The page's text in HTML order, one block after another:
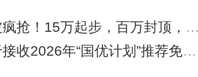
年创办，当时叫三江师
两江优级师范学堂、南京高
万起步，百万封顶，2025最值钱专业来了
年“国优计划”推荐免试硕士研究生预报名的通知